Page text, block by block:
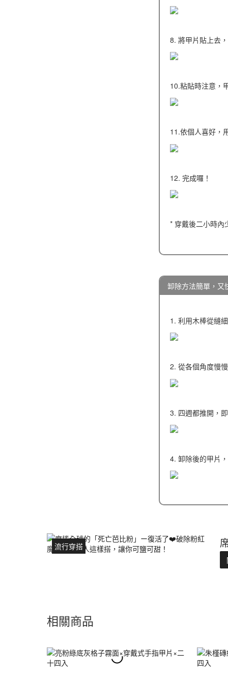
8. 將甲片貼上去
10.粘貼時注意，
11.依個人喜好，
12. 完成囉！
* 穿戴後二小時內
卸除方法簡單，又
1. 利用木棒從縫
2. 從各個角度慢
3. 四週都推開，
4. 卸除後的甲片
流行穿搭
相關商品